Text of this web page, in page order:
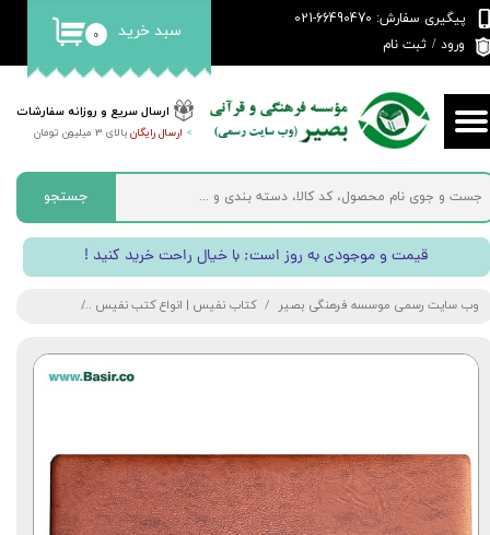
ارسال سریع و روزانه سفارشات
> ارسال رایگانبالای 3 میلیون تومان
پیگیری سفارش: 66490470-021
ورود / ثبت نام
حساب کاربری من
تغییر گذر واژه
سفارشات
خروج از حساب کاربری
۰ سبد خرید
جستجو
! قیمت و موجودی به روز است; با خیال راحت خرید کنید
وب سایت رسمی موسسه فرهنگی بصیر کتاب نفیس | انواع کتب نفیس